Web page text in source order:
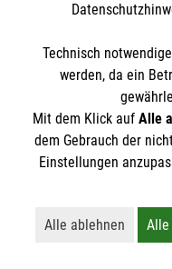
Cookies verwalten
Technisch
werden, da ein
Mit dem Klick auf Alle
dem Gebrauch der
Einstellungen
Alle ablehnen
Lehnt alle
Alle